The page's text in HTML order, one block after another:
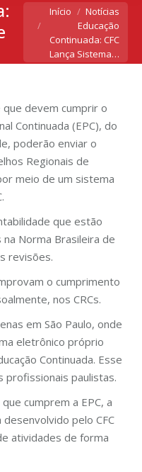
Você está aqui:
Início
Notícias
Educação
Continuada: CFC
Lança Sistema…
devem cumprir o
Continuada (EPC), do
poderão enviar o
Regionais de
meio de um sistema
que estão
Norma Brasileira de
revisões.
o cumprimento
nos CRCs.
em São Paulo, onde
eletrônico próprio
Continuada. Esse
profissionais paulistas.
cumprem a EPC, a
pelo CFC
atividades de forma